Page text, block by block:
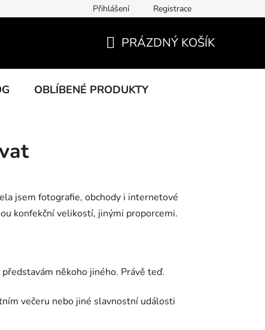
Přihlášení Registrace
KOŠÍK
PRÁZDNÝ KOŠÍK
OBLÍBENÉ PRODUKTY
jsem fotografie, obchody i internetové
konfekční velikostí, jinými proporcemi.
někoho jiného. Právě teď.
večeru nebo jiné slavnostní události